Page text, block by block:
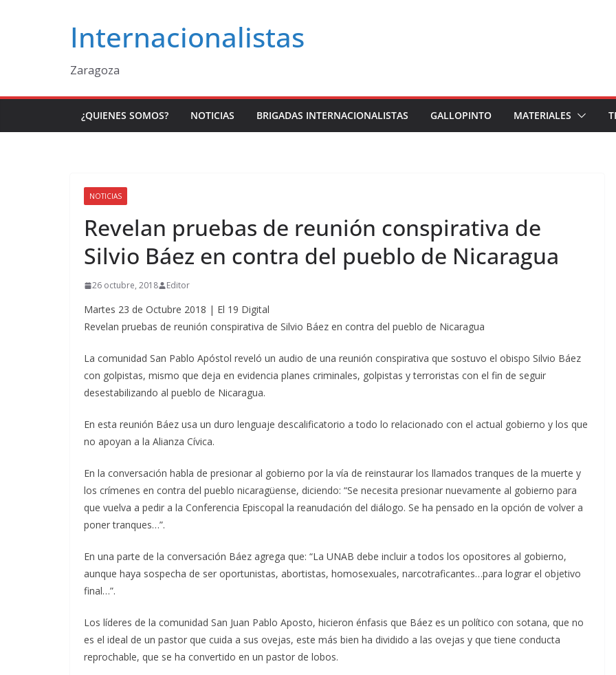
Internacionalistas
Zaragoza
¿QUIENES SOMOS? NOTICIAS BRIGADAS INTERNACIONALISTAS GALLOPINTO MATERIALES
NOTICIAS
Revelan pruebas de reunión conspirativa de
Silvio Báez en contra del pueblo de Nicaragua
26 octubre, 2018 Editor
Martes 23 de Octubre 2018 | El 19 Digital
Revelan pruebas de reunión conspirativa de Silvio Báez en contra del pueblo de Nicaragua
La comunidad San Pablo Apóstol reveló un audio de una reunión conspirativa que sostuvo el obispo Silvio Báez
con golpistas, mismo que deja en evidencia planes criminales, golpistas y terroristas con el fin de seguir
desestabilizando al pueblo de Nicaragua.
En esta reunión Báez usa un duro lenguaje descalificatorio a todo lo relacionado con el actual gobierno y los que
no apoyan a la Alianza Cívica.
En la conversación habla de presionar al gobierno por la vía de reinstaurar los llamados tranques de la muerte y
los crímenes en contra del pueblo nicaragüense, diciendo: “Se necesita presionar nuevamente al gobierno para
que vuelva a pedir a la Conferencia Episcopal la reanudación del diálogo. Se ha pensado en la opción de volver a
poner tranques…”.
En una parte de la conversación Báez agrega que: “La UNAB debe incluir a todos los opositores al gobierno,
aunque haya sospecha de ser oportunistas, abortistas, homosexuales, narcotraficantes…para lograr el objetivo
final…”.
Los líderes de la comunidad San Juan Pablo Aposto, hicieron énfasis que Báez es un político con sotana, que no
es el ideal de un pastor que cuida a sus ovejas, este más bien ha dividido a las ovejas y que tiene conducta
reprochable, que se ha convertido en un pastor de lobos.